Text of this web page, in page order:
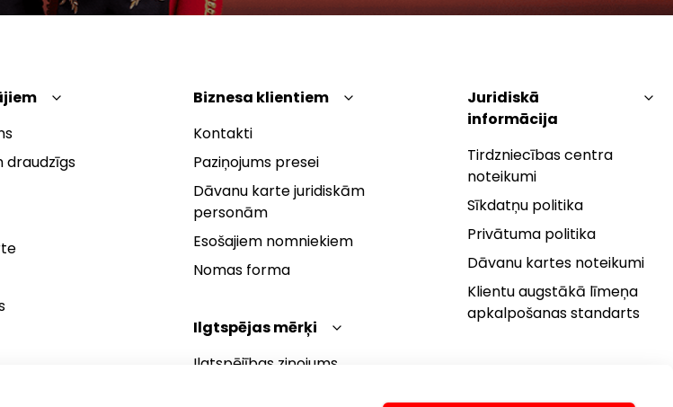
draudzīgs
Biznesa klientiem
Kontakti
Paziņojums presei
Dāvanu karte juridiskām
personām
Esošajiem nomniekiem
Nomas forma
Ilgtspējas mērķi
Ilgtspējības ziņojums
Juridiskā
informācija
Tirdzniecības centra
noteikumi
Sīkdatņu politika
Privātuma politika
Dāvanu kartes noteikumi
Klientu augstākā līmeņa
apkalpošanas standarts